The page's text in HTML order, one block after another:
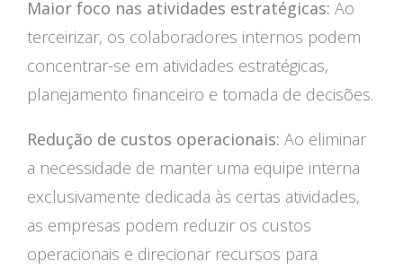
Maior foco nas atividades estratégicas: Ao
terceirizar, os colaboradores internos podem
concentrar-se em atividades estratégicas,
planejamento financeiro e tomada de decisões.
Redução de custos operacionais: Ao eliminar
a necessidade de manter uma equipe interna
exclusivamente dedicada às certas atividades,
as empresas podem reduzir os custos
operacionais e direcionar recursos para